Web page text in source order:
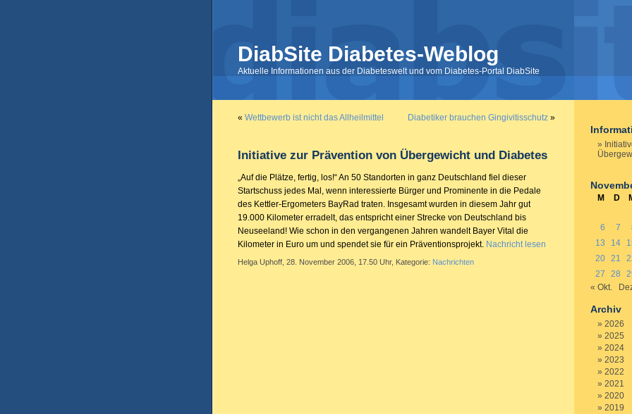
DiabSite Diabetes-Weblog
Aktuelle Informationen aus der Diabeteswelt und vom Diabetes-Portal DiabSite
« Wettbewerb ist nicht das Allheilmittel Diabetiker brauchen Gingivitisschutz »
Initiative zur Prävention von Übergewicht und Diabetes
„Auf die Plätze, fertig, los!“ An 50 Standorten in ganz Deutschland fiel dieser
Startschuss jedes Mal, wenn interessierte Bürger und Prominente in die Pedale
des Kettler-Ergometers BayRad traten. Insgesamt wurden in diesem Jahr gut
19.000 Kilometer erradelt, das entspricht einer Strecke von Deutschland bis
Neuseeland! Wie schon in den vergangenen Jahren wandelt Bayer Vital die
Kilometer in Euro um und spendet sie für ein Präventionsprojekt. Nachricht lesen
Helga Uphoff, 28. November 2006, 17.50 Uhr, Kategorie: Nachrichten
M D
6
7
13
14
20 21
27
28
« Okt.
Archiv
2026
2025
2024
2023
2022
2021
2020
2019